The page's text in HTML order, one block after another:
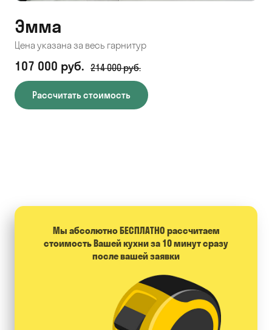
Эмма
Цена указана за весь гарнитур
107 000 руб. 214 000 руб.
Рассчитать стоимость
Мы абсолютно БЕСПЛАТНО расcчитаем
стоимость Вашей кухни за 10 минут сразу
после вашей заявки